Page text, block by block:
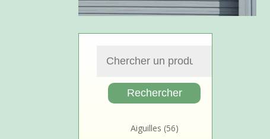
Aiguilles (56)